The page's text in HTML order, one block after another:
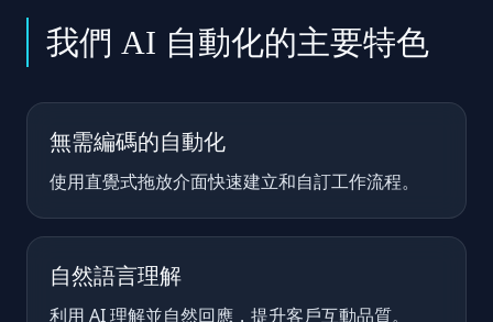
我們 AI 自動化的主要特色
無需編碼的自動化
使用直覺式拖放介面快速建立和自訂工作流程。
自然語言理解
利用 AI 理解並自然回應，提升客戶互動品質。